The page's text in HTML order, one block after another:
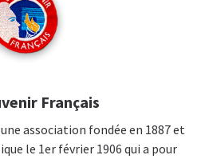
Français
association fondée en 1887 et
le 1er février 1906 qui a pour